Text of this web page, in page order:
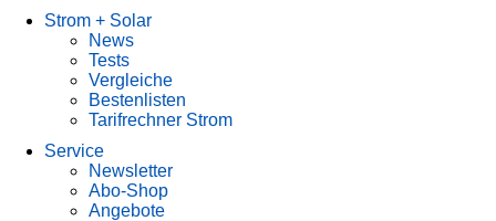
Strom + Solar
News
Tests
Vergleiche
Bestenlisten
Tarifrechner Strom
Service
Newsletter
Abo-Shop
Angebote